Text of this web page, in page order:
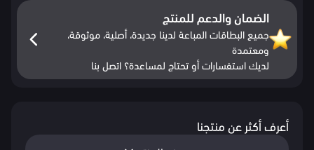
الضمان والدعم للمنتج
جميع البطاقات المباعة لدينا جديدة، أصلية، موثوقة،
ومعتمدة
لديك استفسارات أو تحتاج لمساعدة؟ اتصل بنا
أعرف أكثر عن منتجنا